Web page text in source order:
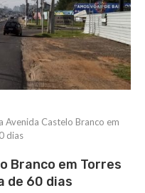
Avenida Castelo Branco em
dias
Branco em Torres
de 60 dias